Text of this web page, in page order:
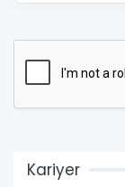
Kariyer